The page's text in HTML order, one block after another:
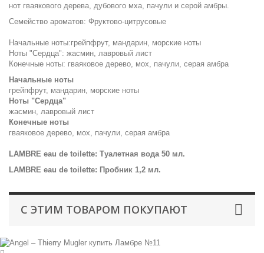
нот гваякового дерева, дубового мха, пачули и серой амбры.
Семейство ароматов: Фруктово-цитрусовые
Начальные ноты:грейпфрут, мандарин, морские ноты
Ноты "Сердца": жасмин, лавровый лист
Конечные ноты: гваяковое дерево, мох, пачули, серая амбра
Начальные ноты
грейпфрут, мандарин, морские ноты
Ноты "Сердца"
жасмин, лавровый лист
Конечные ноты
гваяковое дерево, мох, пачули, серая амбра
LAMBRE eau de toilette: Туалетная вода 50 мл.
LAMBRE eau de toilette: Пробник 1,2 мл.
С ЭТИМ ТОВАРОМ ПОКУПАЮТ